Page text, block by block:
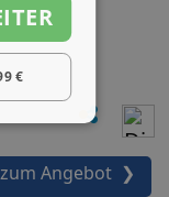
zum Angebot ❯
€